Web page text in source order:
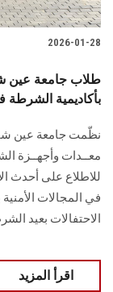
2026-01-28
طلاب جامعة عين
بأكاديمية الشرطة
نظّمت جامعة عين
معــدات وأجهــزة
للاطلاع على أحدث
في المجالات
الاحتفالات بعيد
اقرأ المزيد